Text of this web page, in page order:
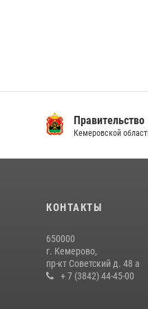
Правительство
Кемеровской
КОНТАКТЫ
650000
г. Кемерово,
пр-кт Советский д. 48 а
+ 7 (3842) 44-45-00